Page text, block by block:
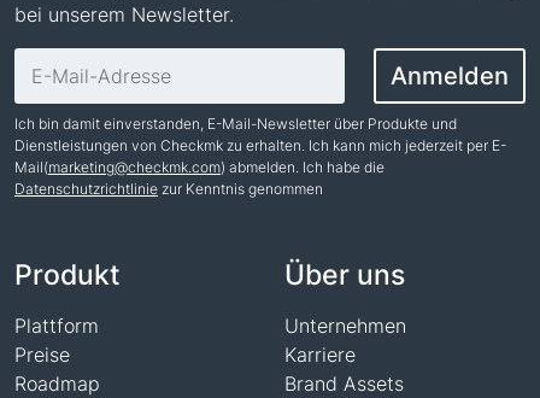
bei unserem Newsletter.
Anmelden
Ich bin damit einverstanden, E-Mail-Newsletter über Produkte und
Dienstleistungen von Checkmk zu erhalten. Ich kann mich jederzeit per E-
Mail(marketing@checkmk.com) abmelden. Ich habe die
Datenschutzrichtlinie zur Kenntnis genommen
Produkt
Plattform
Preise
Roadmap
Über uns
Unternehmen
Karriere
Brand Assets